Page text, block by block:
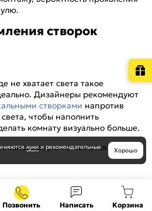
створок
не хватает света такое
Дизайнеры рекомендуют
створками напротив
чтобы наполнить
комнату визуально больше.
конструкция не кажется такой
стекло. Глянцевая поверхность
увеличению пространства. Яркие
Позвонить Написать Корзина
кукии рекомендательные
Хорошо